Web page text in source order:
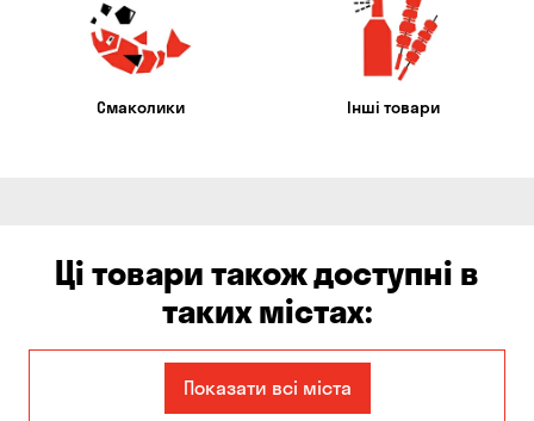
Смаколики Інші товари
Ці товари також доступні в
таких містах:
ЄлизаветівкаПоказати всі міста